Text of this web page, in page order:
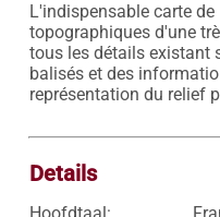
L'indispensable carte
topographiques d'une
tous les détails existant
balisés et des
représentation du relief
Details